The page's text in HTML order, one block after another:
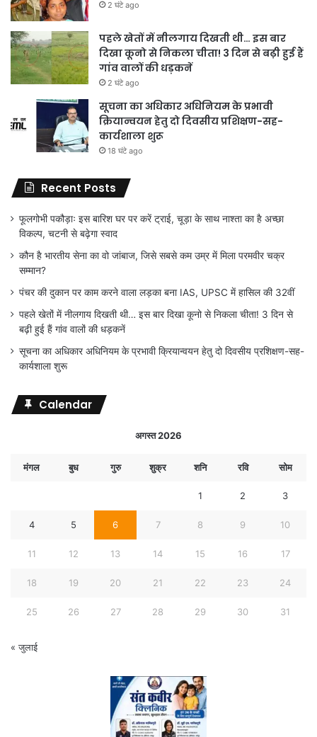
2 घंटे ago
पहले खेतों में नीलगाय दिखती थी… इस बार
दिखा कूनो से निकला चीता! 3 दिन से बढ़ी हुई हैं
गांव वालों की धड़कनें
2 घंटे ago
सूचना का अधिकार अधिनियम के प्रभावी
क्रियान्वयन हेतु दो दिवसीय प्रशिक्षण-सह-
कार्यशाला शुरू
18 घंटे ago
Recent Posts
फूलगोभी पकौड़ाः इस बारिश घर पर करें ट्राई, चूड़ा के साथ नाश्ता का है अच्छा
विकल्प, चटनी से बढ़ेगा स्वाद
कौन है भारतीय सेना का वो जांबाज, जिसे सबसे कम उम्र में मिला परमवीर चक्र
सम्मान?
पंचर की दुकान पर काम करने वाला लड़का बना IAS, UPSC में हासिल की 32वीं
पहले खेतों में नीलगाय दिखती थी… इस बार दिखा कूनो से निकला चीता! 3 दिन से
बढ़ी हुई हैं गांव वालों की धड़कनें
सूचना का अधिकार अधिनियम के प्रभावी क्रियान्वयन हेतु दो दिवसीय प्रशिक्षण-सह-
कार्यशाला शुरू
Calendar
अगस्त 2026
मंगल बुध गुरु शुक्र शनि रवि सोम
1 2 3
4 5 6 7 8 9 10
11 12 13 14 15 16 17
18 19 20 21 22 23 24
25 26 27 28 29 30 31
« जुलाई